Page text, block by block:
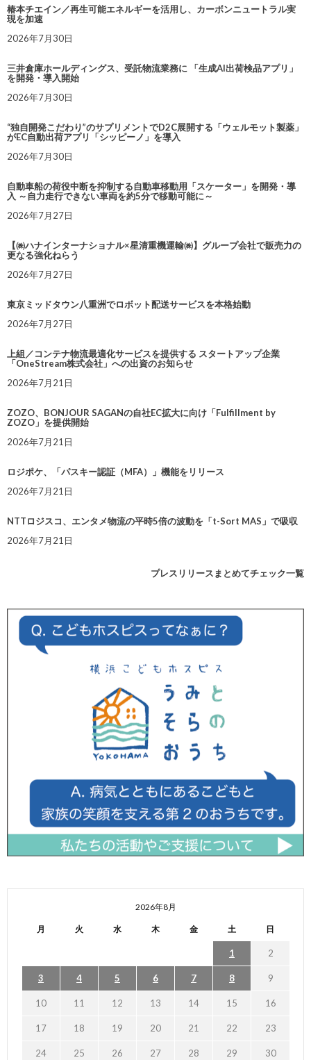
椿本チエイン／再生可能エネルギーを活用し、カーボンニュートラル実
現を加速
2026年7月30日
三井倉庫ホールディングス、受託物流業務に 「生成AI出荷検品アプリ」
を開発・導入開始
2026年7月30日
“独自開発こだわり”のサプリメントでD2C展開する「ウェルモット製薬」
がEC自動出荷アプリ「シッピーノ」を導入
2026年7月30日
自動車船の荷役中断を抑制する自動車移動用「スケーター」を開発・導
入 ～自力走行できない車両を約5分で移動可能に～
2026年7月27日
【㈱ハナインターナショナル×星清重機運輸㈱】グループ会社で販売力の
更なる強化ねらう
2026年7月27日
東京ミッドタウン八重洲でロボット配送サービスを本格始動
2026年7月27日
上組／コンテナ物流最適化サービスを提供する スタートアップ企業
「OneStream株式会社」への出資のお知らせ
2026年7月21日
ZOZO、BONJOUR SAGANの自社EC拡大に向け「Fulfillment by
ZOZO」を提供開始
2026年7月21日
ロジポケ、「パスキー認証（MFA）」機能をリリース
2026年7月21日
NTTロジスコ、エンタメ物流の平時5倍の波動を「t-Sort MAS」で吸収
2026年7月21日
プレスリリースまとめてチェック一覧
2026年8月
月 火 水 木 金 土 日
1 2
3 4 5 6 7 8 9
10 11 12 13 14 15 16
17 18 19 20 21 22 23
24 25 26 27 28 29 30